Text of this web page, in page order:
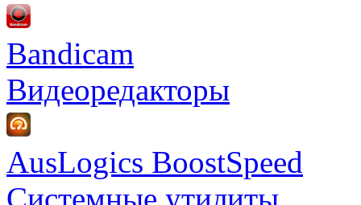
Bandicam
Видеоредакторы
AusLogics BoostSpeed